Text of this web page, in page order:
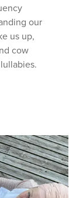
our
us up,
cow